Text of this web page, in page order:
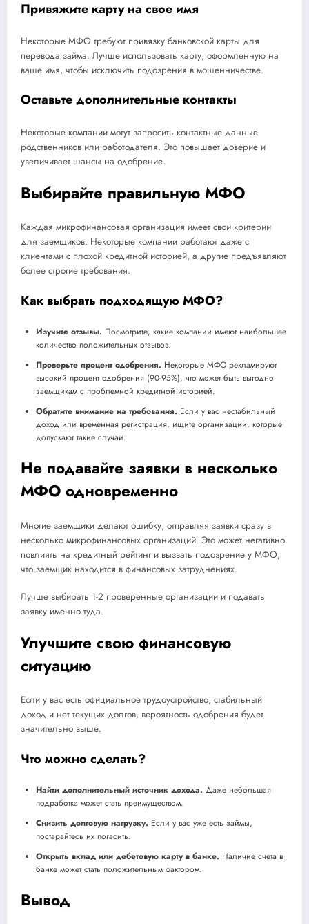
Привяжите карту на свое имя
Некоторые МФО требуют привязку банковской карты для
перевода займа. Лучше использовать карту, оформленную на
ваше имя, чтобы исключить подозрения в мошенничестве.
Оставьте дополнительные контакты
Некоторые компании могут запросить контактные данные
родственников или работодателя. Это повышает доверие и
увеличивает шансы на одобрение.
Выбирайте правильную МФО
Каждая микрофинансовая организация имеет свои критерии
для заемщиков. Некоторые компании работают даже с
клиентами с плохой кредитной историей, а другие предъявляют
более строгие требования.
Как выбрать подходящую МФО?
Изучите отзывы. Посмотрите, какие компании имеют наибольшее
количество положительных отзывов.
Проверьте процент одобрения. Некоторые МФО рекламируют
высокий процент одобрения (90-95%), что может быть выгодно
заемщикам с проблемной кредитной историей.
Обратите внимание на требования. Если у вас нестабильный
доход или временная регистрация, ищите организации, которые
допускают такие случаи.
Не подавайте заявки в несколько
МФО одновременно
Многие заемщики делают ошибку, отправляя заявки сразу в
несколько микрофинансовых организаций. Это может негативно
повлиять на кредитный рейтинг и вызвать подозрение у МФО,
что заемщик находится в финансовых затруднениях.
Лучше выбирать 1-2 проверенные организации и подавать
заявку именно туда.
Улучшите свою финансовую
ситуацию
Если у вас есть официальное трудоустройство, стабильный
доход и нет текущих долгов, вероятность одобрения будет
значительно выше.
Что можно сделать?
Найти дополнительный источник дохода. Даже небольшая
подработка может стать преимуществом.
Снизить долговую нагрузку. Если у вас уже есть займы,
постарайтесь их погасить.
Открыть вклад или дебетовую карту в банке. Наличие счета в
банке может стать положительным фактором.
Вывод